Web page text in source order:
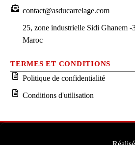
contact@asducarrelage.com
25, zone industrielle Sidi Ghanem
Maroc
TERMES ET CONDITIONS
Politique de confidentialité
Conditions d'utilisation